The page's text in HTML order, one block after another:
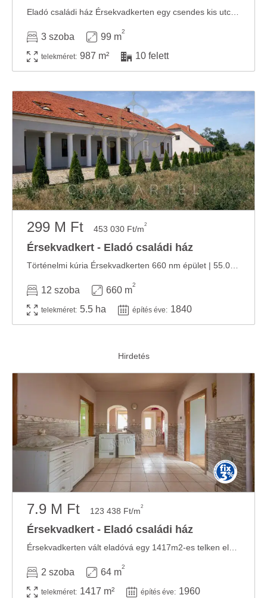
3 szoba 99 m
2
telekméret: 987 m² 10 felett
299 M Ft 453 030 Ft/m2
Érsekvadkert - Eladó családi ház
12 szoba 660 m
2
telekméret: 5.5 ha építés éve: 1840
7.9 M Ft 123 438 Ft/m2
Érsekvadkert - Eladó családi ház
2 szoba 64 m
2
telekméret: 1417 m² építés éve: 1960